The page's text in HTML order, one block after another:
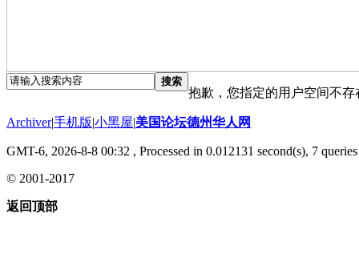
搜索
抱歉，您指定的用户空间不存
Archiver|手机版|小黑屋|美国论坛德州华人网
GMT-6, 2026-8-8 00:32 , Processed in 0.012131 second(s), 7
© 2001-2017
返回顶部